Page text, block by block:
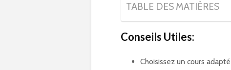
TABLE DES MATIÈRES
Conseils Utiles:
Choisissez un cours